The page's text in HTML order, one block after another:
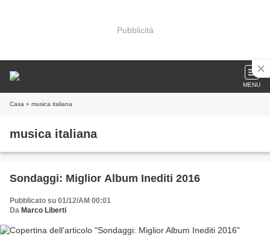
Pubblicità
MENU
Casa » musica italiana
musica italiana
Sondaggi: Miglior Album Inediti 2016
Pubblicato su 01/12/AM 00:01
Da Marco Liberti